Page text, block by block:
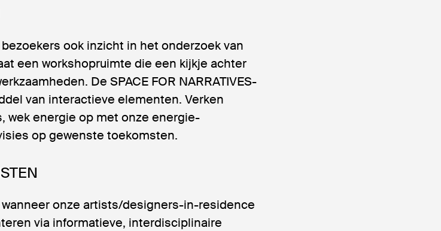
ook inzicht in het onderzoek van
een workshopruimte die een kijkje achter
De SPACE FOR NARRATIVES-
van interactieve elementen. Verken
wek energie op met onze energie-
op gewenste toekomsten.
onze artists/designers-in-residence
via informatieve, interdisciplinaire